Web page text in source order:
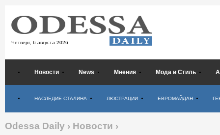
Четверг, 6 августа 2026
Новости News Мнения Мода и Стиль
НАСЛЕДИЕ СТАЛИНА ЛЮСТРАЦИИ ЕВРОМАЙДАН
Odessa Daily › Новости ›